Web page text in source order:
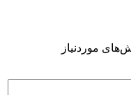
موردنیاز